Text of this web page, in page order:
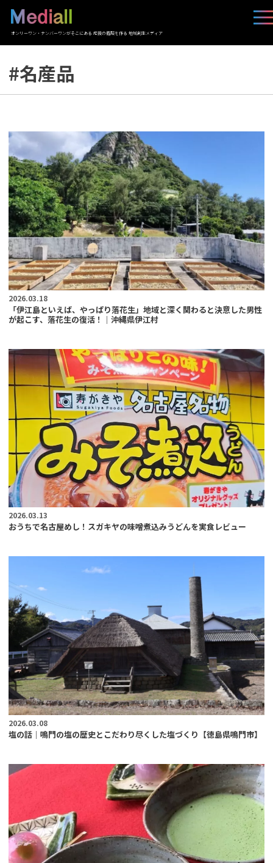
オンリーワン・ナンバーワンがそこにある 応援の循環を作る 地域創生メディア
#名産品
2026.03.18
「伊江島といえば、やっぱり落花生」地域と深く関わると決意した男性
が起こす、落花生の復活！｜沖縄県伊江村
2026.03.13
おうちで名古屋めし！スガキヤの味噌煮込みうどんを実食レビュー
2026.03.08
塩の話｜鳴門の塩の歴史とこだわり尽くした塩づくり【徳島県鳴門市】